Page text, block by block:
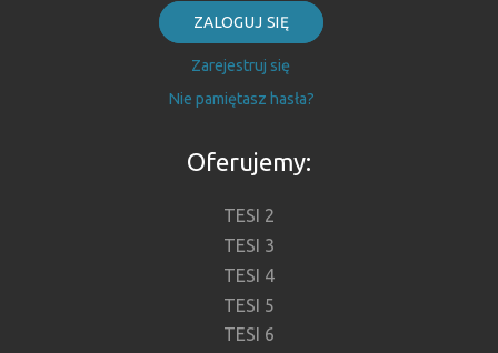
ZALOGUJ SIĘ
Zarejestruj się
Nie pamiętasz hasła?
Oferujemy:
TESI 2
TESI 3
TESI 4
TESI 5
TESI 6